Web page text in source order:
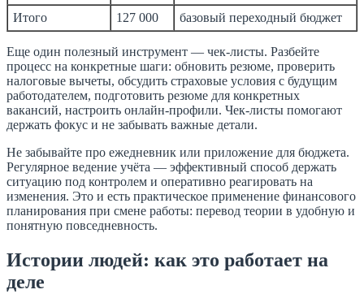
Итого 127 000 базовый переходный бюджет
Еще один полезный инструмент — чек-листы. Разбейте
процесс на конкретные шаги: обновить резюме, проверить
налоговые вычеты, обсудить страховые условия с будущим
работодателем, подготовить резюме для конкретных
вакансий, настроить онлайн-профили. Чек-листы помогают
держать фокус и не забывать важные детали.
Не забывайте про ежедневник или приложение для бюджета.
Регулярное ведение учёта — эффективный способ держать
ситуацию под контролем и оперативно реагировать на
изменения. Это и есть практическое применение финансового
планирования при смене работы: перевод теории в удобную и
понятную повседневность.
Истории людей: как это работает на
деле